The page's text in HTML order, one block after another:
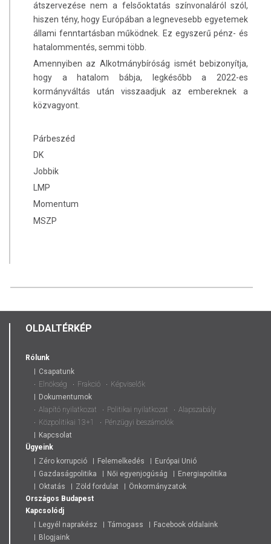
átszervezése nem a felsőoktatás színvonaláról szól,
hiszen tény, hogy Európában a legnevesebb egyetemek
állami fenntartásban működnek. Ez egyszerű pénz- és
hatalommentés, semmi több.
Amennyiben az Alkotmánybíróság ismét bebizonyítja,
hogy a hatalom bábja, legkésőbb a 2022-es
kormányváltás után visszaadjuk az embereknek a
közvagyont.
Párbeszéd
DK
Jobbik
LMP
Momentum
MSZP
OLDALTÉRKÉP
Rólunk
Csapatunk
Elnökség
Frakció
Képviselők
Dokumentumok
Alapító nyilatkozat
Politikai nyilatkozat
Alapszabály
Közpolitikai 13+1
Pénzügyi beszámolók
Kapcsolat
Ügyeink
Zéro korrupció
Felemelkedés
Európai Unió
Gazdaságpolitika
Női egyenjogúság
Energiapolitika
Oktatás
Zöld fordulat
Önkormányzatok
Országos Budapest
Kapcsolódj
Legyél naprakész
Támogass
Facebook oldalaink
Blogjaink